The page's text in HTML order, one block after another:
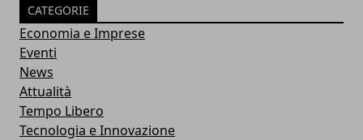
CATEGORIE
Economia e Imprese
Eventi
News
Attualità
Tempo Libero
Tecnologia e Innovazione